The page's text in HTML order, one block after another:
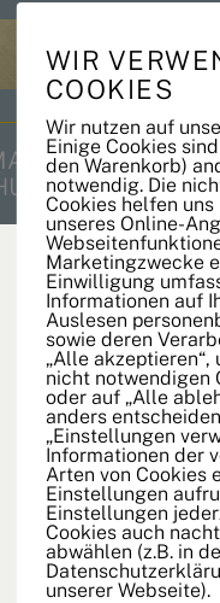
SCHMIDT
//KONTAKT
WIR
COOKIES
Wir nutzen auf
Einige Cookies
den Warenkorb)
notwendig. Die
Cookies helfen
unseres Online-
Marketingzwecke
Einwilligung
Informationen auf
Auslesen
sowie deren
„Alle akzeptieren“,
nicht notwendigen
oder auf „Alle
anders
„Einstellungen
Informationen der
Arten von Cookies
Einstellungen
Einstellungen
Cookies auch
abwählen (z.B. in
unserer Webseite).